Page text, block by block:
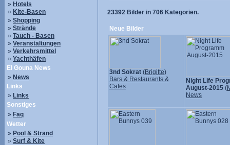
» Hotels
» Kite-Basen
» Shopping
» Strände
» Tauch - Basen
» Veranstaltungen
» Verkehrsmittel
» Yachthäfen
El Gouna News
» News
Links
» Links
Sonstiges
» Faq
Wetter
» Pool & Strand
» Surf & Kite
23392 Bilder in 706 Kategorien.
Neue Bilder
3nd Sokrat (Brigitte)
Bars & Restaurants &
Cafes
Night Life
August-2015 (
News